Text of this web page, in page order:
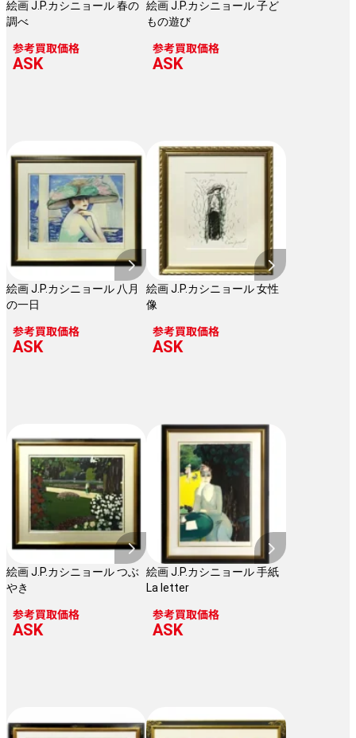
絵画 J.P.カシニョール 春の
調べ
参考買取価格
ASK
絵画 J.P.カシニョール 子ど
もの遊び
参考買取価格
ASK
絵画 J.P.カシニョール 八月
の一日
参考買取価格
ASK
絵画 J.P.カシニョール 女性
像
参考買取価格
ASK
絵画 J.P.カシニョール つぶ
やき
参考買取価格
ASK
絵画 J.P.カシニョール 手紙
La letter
参考買取価格
ASK